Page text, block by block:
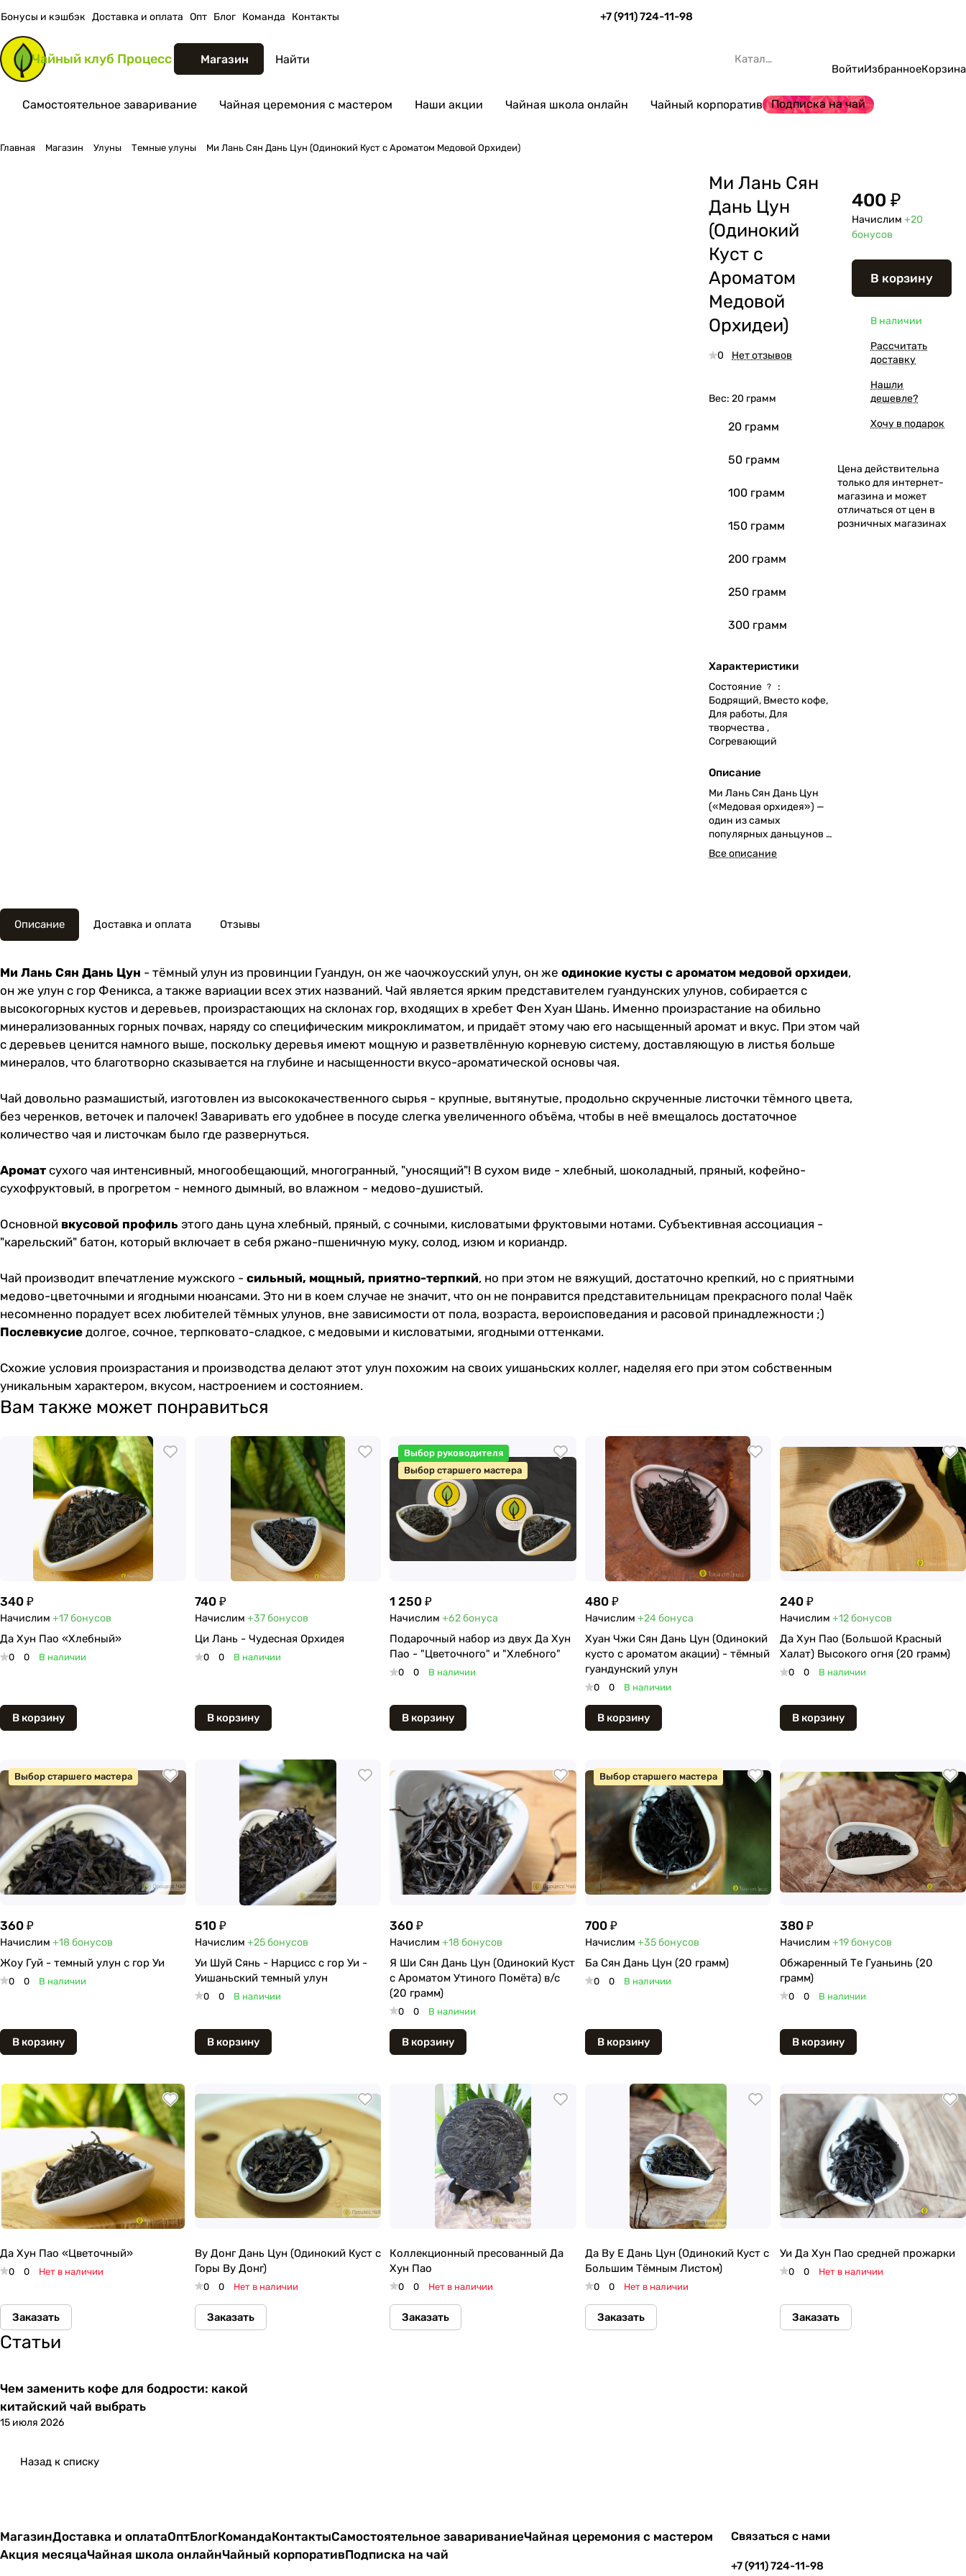
Бонусы и кэшбэк Доставка и оплата Опт Блог Команда Контакты +7 (911) 724-11-98
Чайный клуб Процесс Магазин Каталог
ВойтиИзбранноеКорзина
Самостоятельное заваривание Чайная церемония с мастером Наши акции Чайная школа онлайн Чайный корпоратив Подписка на чай
Главная Магазин Улуны Темные улуны Ми Лань Сян Дань Цун (Одинокий Куст с Ароматом Медовой Орхидеи)
Ми Лань Сян
Дань Цун
(Одинокий
Куст с
Ароматом
Медовой
Орхидеи)
0 Нет отзывов
Вес: 20 грамм
20 грамм
50 грамм
100 грамм
150 грамм
200 грамм
250 грамм
300 грамм
Характеристики
Состояние ?
:
Бодрящий, Вместо кофе,
Для работы, Для
творчества ,
Согревающий
Описание
Ми Лань Сян Дань Цун
(«Медовая орхидея») —
один из самых
популярных даньцунов из
гор Фэнхуан (провинция
Гуандун). Его аромат
цветочно-медовое
послевкусие.
Все описание
400 ₽
Начислим +20
бонусов
В корзину
В наличии
Рассчитать
доставку
Нашли
дешевле?
Хочу в подарок
Цена действительна
только для интернет-
магазина и может
отличаться от цен в
розничных магазинах
Описание Доставка и оплата Отзывы
Ми Лань Сян Дань Цун - тёмный улун из провинции Гуандун, он же чаочжоусский улун, он же одинокие кусты с ароматом медовой орхидеи,
он же улун с гор Феникса, а также вариации всех этих названий. Чай является ярким представителем гуандунских улунов, собирается с
высокогорных кустов и деревьев, произрастающих на склонах гор, входящих в хребет Фен Хуан Шань. Именно произрастание на обильно
минерализованных горных почвах, наряду со специфическим микроклиматом, и придаёт этому чаю его насыщенный аромат и вкус. При этом чай
с деревьев ценится намного выше, поскольку деревья имеют мощную и разветвлённую корневую систему, доставляющую в листья больше
минералов, что благотворно сказывается на глубине и насыщенности вкусо-ароматической основы чая.
Чай довольно размашистый, изготовлен из высококачественного сырья - крупные, вытянутые, продольно скрученные листочки тёмного цвета,
без черенков, веточек и палочек! Заваривать его удобнее в посуде слегка увеличенного объёма, чтобы в неё вмещалось достаточное
количество чая и листочкам было где развернуться.
Аромат сухого чая интенсивный, многообещающий, многогранный, "уносящий"! В сухом виде - хлебный, шоколадный, пряный, кофейно-
сухофруктовый, в прогретом - немного дымный, во влажном - медово-душистый.
Основной вкусовой профиль этого дань цуна хлебный, пряный, с сочными, кисловатыми фруктовыми нотами. Субъективная ассоциация -
"карельский" батон, который включает в себя ржано-пшеничную муку, солод, изюм и кориандр.
Чай производит впечатление мужского - сильный, мощный, приятно-терпкий, но при этом не вяжущий, достаточно крепкий, но с приятными
медово-цветочными и ягодными нюансами. Это ни в коем случае не значит, что он не понравится представительницам прекрасного пола! Чаёк
несомненно порадует всех любителей тёмных улунов, вне зависимости от пола, возраста, вероисповедания и расовой принадлежности ;)
Послевкусие долгое, сочное, терпковато-сладкое, с медовыми и кисловатыми, ягодными оттенками.
Схожие условия произрастания и производства делают этот улун похожим на своих уишаньских коллег, наделяя его при этом собственным
уникальным характером, вкусом, настроением и состоянием.
Вам также может понравиться
340 ₽
Начислим +17бонусов
Да Хун Пао «Хлебный»
0 0 В наличии
В корзину
740 ₽
Начислим +37бонусов
Ци Лань - Чудесная Орхидея
0 0 В наличии
В корзину
Выбор руководителя
Выбор старшего мастера
1 250 ₽
Начислим +62бонуса
Подарочный набор из двух Да Хун
Пао - "Цветочного" и "Хлебного"
0 0 В наличии
В корзину
480 ₽
Начислим +24 бонуса
Хуан Чжи Сян Дань Цун (Одинокий
кусто с ароматом акации) - тёмный
гуандунский улун
0 0 В наличии
В корзину
240 ₽
Начислим +12бонусов
Да Хун Пао (Большой Красный
Халат) Высокого огня (20 грамм)
0 0 В наличии
В корзину
Выбор старшего мастера
360 ₽
Начислим +18бонусов
Жоу Гуй - темный улун с гор Уи
0 0 В наличии
В корзину
510 ₽
Начислим +25бонусов
Уи Шуй Сянь - Нарцисс с гор Уи -
Уишаньский темный улун
0 0 В наличии
В корзину
360 ₽
Начислим +18бонусов
Я Ши Сян Дань Цун (Одинокий Куст
с Ароматом Утиного Помёта) в/с
(20 грамм)
0 0 В наличии
В корзину
Выбор старшего мастера
700 ₽
Начислим +35 бонусов
Ба Сян Дань Цун (20 грамм)
0 0 В наличии
В корзину
380 ₽
Начислим +19бонусов
Обжаренный Те Гуаньинь (20
грамм)
0 0 В наличии
В корзину
Да Хун Пао «Цветочный»
0 0 Нет в наличии
Заказать
Ву Донг Дань Цун (Одинокий Куст с
Горы Ву Донг)
0 0 Нет в наличии
Заказать
Коллекционный пресованный Да
Хун Пао
0 0 Нет в наличии
Заказать
Да Ву Е Дань Цун (Одинокий Куст с
Большим Тёмным Листом)
0 0 Нет в наличии
Заказать
Уи Да Хун Пао средней прожарки
0 0 Нет в наличии
Заказать
Статьи
Чем заменить кофе для бодрости: какой
китайский чай выбрать
15 июля 2026
Назад к списку
МагазинДоставка и оплатаОптБлогКомандаКонтактыСамостоятельное завариваниеЧайная церемония с мастером
Акция месяцаЧайная школа онлайнЧайный корпоративПодписка на чай
Связаться с нами
+7 (911) 724-11-98